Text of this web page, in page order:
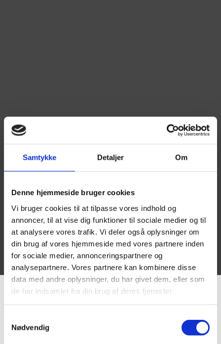
Samtykke Detaljer Om
Denne hjemmeside bruger cookies
Vi bruger cookies til at tilpasse vores indhold og
annoncer, til at vise dig funktioner til sociale medier og til
at analysere vores trafik. Vi deler også oplysninger om
din brug af vores hjemmeside med vores partnere inden
for sociale medier, annonceringspartnere og
analysepartnere. Vores partnere kan kombinere disse
data med andre oplysninger, du har givet dem, eller som
de har indsamlet fra din brug af deres tjenester.
Nødvendig
REFERENCER